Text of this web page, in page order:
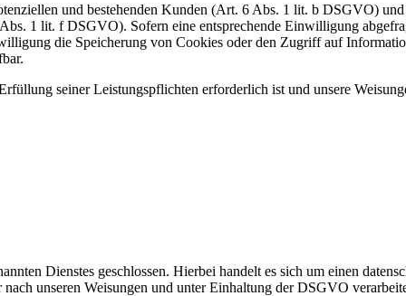
und bestehenden Kunden (Art. 6 Abs. 1 lit. b DSGVO)
1 lit. f DSGVO). Sofern eine entsprechende Einwilligung
die Speicherung von Cookies oder den Zugriff auf
seiner Leistungspflichten erforderlich ist und unsere
Dienstes geschlossen. Hierbei handelt es sich um einen
nach unseren Weisungen und unter Einhaltung der DSGVO